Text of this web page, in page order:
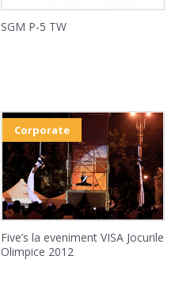
SGM P-5 TW
Corporate
Five’s la eveniment VISA Jocurile
Olimpice 2012